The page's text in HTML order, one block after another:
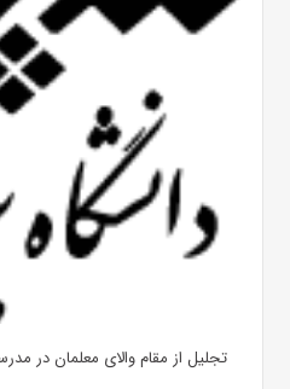
تجلیل از مقام والای معلمان در